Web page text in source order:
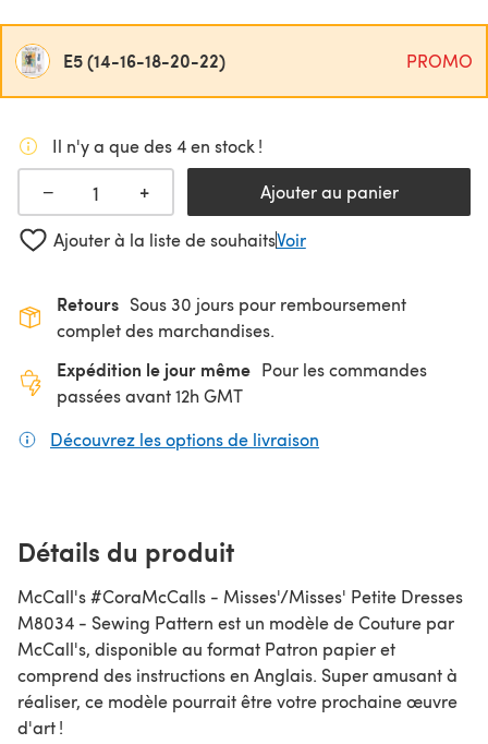
E5 (14-16-18-20-22) PROMO
Il n'y a que des 4 en stock !
− + Ajouter au panier
Ajouter à la liste de souhaitsVoir
Retours Sous 30 jours pour remboursement
complet des marchandises.
Expédition le jour même Pour les commandes
passées avant 12h GMT
Découvrez les options de livraison
Détails du produit
McCall's #CoraMcCalls - Misses'/Misses' Petite Dresses
M8034 - Sewing Pattern est un modèle de Couture par
McCall's, disponible au format Patron papier et
comprend des instructions en Anglais. Super amusant à
réaliser, ce modèle pourrait être votre prochaine œuvre
d'art !